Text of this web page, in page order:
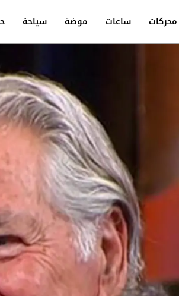
سياحة موضة ساعات محركات